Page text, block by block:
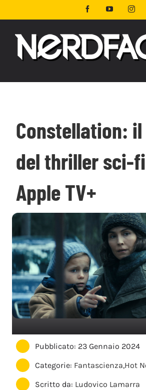
al
FacebookYouTube
Constellation:
del thriller sci-
Apple TV+
Pubblicato: 23 Gennaio 2024
Categorie: Fantascienza,Hot
Scritto da: Ludovico Lamarra